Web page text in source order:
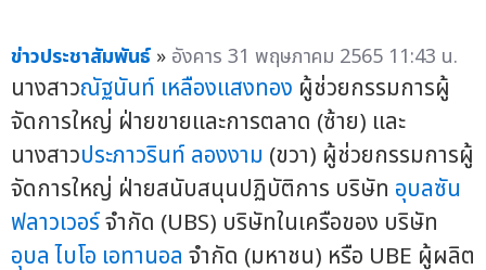
ข่าวประชาสัมพันธ์ » อังคาร 31 พฤษภาคม 2565 11:43 น.
นางสาวณัฐนันท์ เหลืองแสงทอง ผู้ช่วยกรรมการผู้
จัดการใหญ่ ฝ่ายขายและการตลาด (ซ้าย) และ
นางสาวประภาวรินท์ ลองงาม (ขวา) ผู้ช่วยกรรมการผู้
จัดการใหญ่ ฝ่ายสนับสนุนปฏิบัติการ บริษัท อุบลซัน
ฟลาวเวอร์จำกัด (UBS) บริษัทในเครือของ บริษัท
อุบล ไบโอ เอทานอล จำกัด (มหาชน) หรือ UBE ผู้ผลิต